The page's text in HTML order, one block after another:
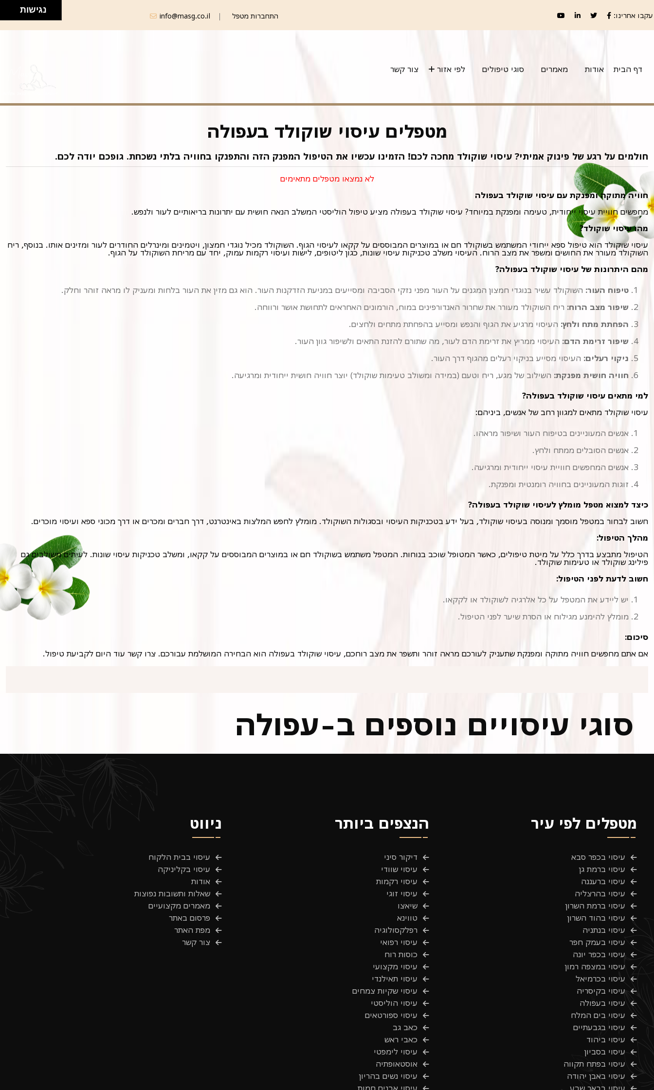
info@masg.co.il התחברות מטפל עקבו אחרינו:
דף הבית אודות מאמרים סוגי טיפולים לפי אזור צור קשר
מטפלים עיסוי שוקולד בעפולה
חולמים על רגע של פינוק אמיתי? עיסוי שוקולד מחכה לכם! הזמינו עכשיו את הטיפול המפנק הזה והתפנקו בחוויה בלתי נשכחת. גופכם יודה לכם.
לא נמצאו מטפלים מתאימים
חוויה מתוקה ומפנקת עם עיסוי שוקולד בעפולה
מחפשים חוויית עיסוי ייחודית, טעימה ומפנקת במיוחד? עיסוי שוקולד בעפולה מציע טיפול הוליסטי המשלב הנאה חושית עם יתרונות בריאותיים לעור ולנפש.
מהו עיסוי שוקולד?
השוקולד מעורר את החושים ומשפר את מצב הרוח. העיסוי משלב טכניקות עיסוי שונות, כגון ליטופים, לישות ועיסוי רקמות עמוק, יחד עם מריחת השוקולד על הגוף.
מהם היתרונות של עיסוי שוקולד בעפולה?
טיפוח העור: השוקולד עשיר בנוגדי חמצון המגנים על העור מפני נזקי הסביבה ומסייעים במניעת הזדקנות העור. הוא גם מזין את העור בלחות ומעניק לו מראה זוהר וחלק.
שיפור מצב הרוח: ריח השוקולד מעורר את שחרור האנדורפינים במוח, הורמונים האחראים לתחושת אושר ורווחה.
הפחתת מתח ולחץ: העיסוי מרגיע את הגוף והנפש ומסייע בהפחתת מתחים ולחצים.
שיפור זרימת הדם: העיסוי ממריץ את זרימת הדם לעור, מה שתורם להזנת התאים ולשיפור גוון העור.
ניקוי רעלים: העיסוי מסייע בניקוי רעלים מהגוף דרך העור.
חוויה חושית מפנקת: השילוב של מגע, ריח וטעם (במידה ומשולב טעימות שוקולד) יוצר חוויה חושית ייחודית ומרגיעה.
למי מתאים עיסוי שוקולד בעפולה?
עיסוי שוקולד מתאים למגוון רחב של אנשים, ביניהם:
אנשים המעוניינים בטיפוח העור ושיפור מראהו.
אנשים הסובלים ממתח ולחץ.
אנשים המחפשים חוויית עיסוי ייחודית ומרגיעה.
זוגות המעוניינים בחוויה רומנטית ומפנקת.
כיצד למצוא מטפל מומלץ לעיסוי שוקולד בעפולה?
חשוב לבחור במטפל מוסמך ומנוסה בעיסוי שוקולד, בעל ידע בטכניקות העיסוי ובסגולות השוקולד. מומלץ לחפש המלצות באינטרנט, דרך חברים ומכרים או דרך מכוני ספא ועיסוי מוכרים.
מהלך הטיפול:
פילינג שוקולד או טעימות שוקולד.
חשוב לדעת לפני הטיפול:
יש ליידע את המטפל על כל אלרגיה לשוקולד או לקקאו.
מומלץ להימנע מגילוח או הסרת שיער לפני הטיפול.
סיכום:
אם אתם מחפשים חוויה מתוקה ומפנקת שתעניק לעורכם מראה זוהר ותשפר את מצב רוחכם, עיסוי שוקולד בעפולה הוא הבחירה המושלמת עבורכם. צרו קשר עוד היום לקביעת טיפול.
סוגי עיסויים נוספים ב-עפולה
ניווט
עיסוי בבית הלקוח
עיסוי בקליניקה
אודות
שאלות ותשובות נפוצות
מאמרים מקצועיים
פרסום באתר
מפת האתר
צור קשר
הנצפים ביותר
דיקור סיני
עיסוי שוודי
עיסוי רקמות
עיסוי זוגי
שיאצו
טווינא
רפלקסולוגיה
עיסוי רפואי
כוסות רוח
עיסוי מקצועי
עיסוי תאילנדי
עיסוי שקיות צמחים
עיסוי הוליסטי
עיסוי ספורטאים
כאב גב
כאבי ראש
עיסוי לימפטי
אוסטאופתיה
עיסוי נשים בהריון
עיסוי אבנים חמות
מטפלים לפי עיר
עיסוי בכפר סבא
עיסוי ברמת גן
עיסוי ברעננה
עיסוי בהרצליה
עיסוי ברמת השרון
עיסוי בהוד השרון
עיסוי בנתניה
עיסוי בעמק חפר
עיסוי בכפר יונה
עיסוי במצפה רמון
עיסוי בכרמיאל
עיסוי בקיסריה
עיסוי בעפולה
עיסוי בים המלח
עיסוי בגבעתיים
עיסוי ביהוד
עיסוי בסביון
עיסוי בפתח תקווה
עיסוי באבן יהודה
עיסוי בבאר שבע
נגישות